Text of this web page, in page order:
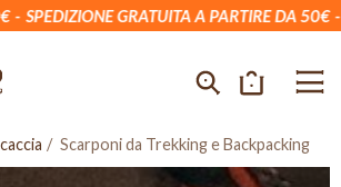
GRATUITA A PARTIRE DA 50€
Scarponi da Trekking e Backpacking